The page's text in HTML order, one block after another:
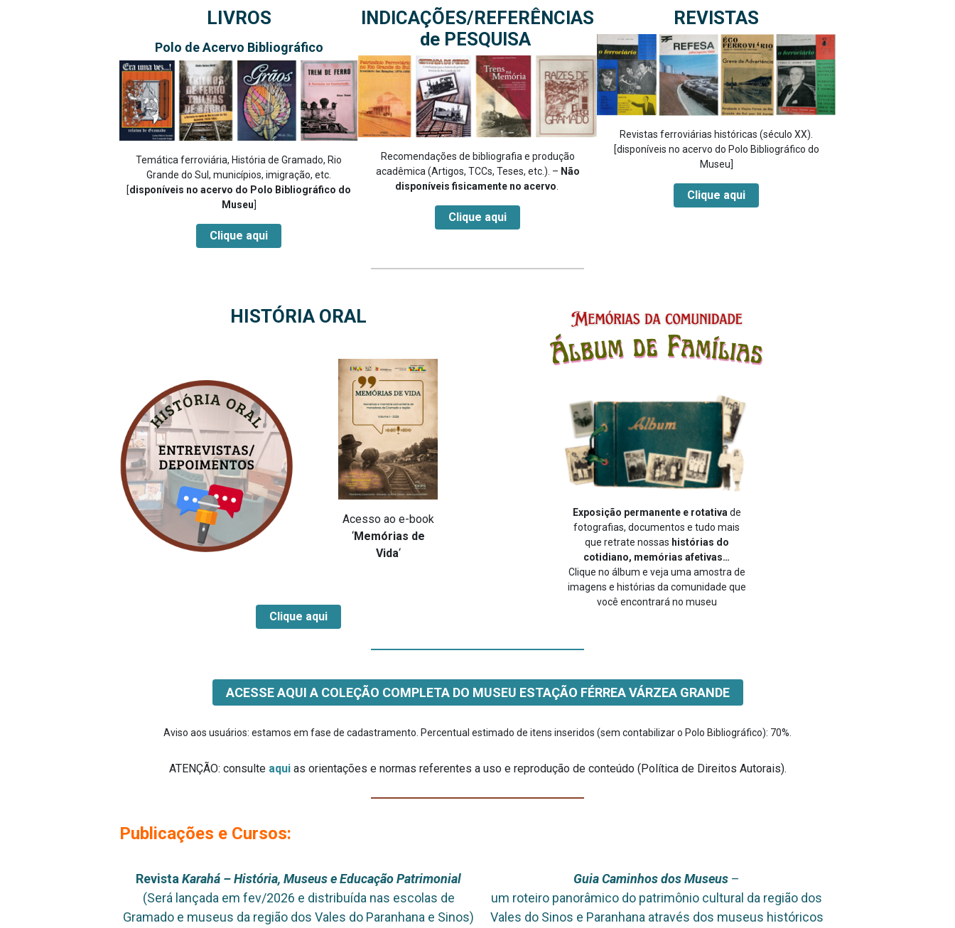
LIVROS
Polo de Acervo Bibliográfico
Temática ferroviária, História de Gramado, Rio
Grande do Sul, municípios, imigração, etc.
[disponíveis no acervo do Polo Bibliográfico do
Museu]
Clique aqui
INDICAÇÕES/REFERÊNCIAS
de PESQUISA
Recomendações de bibliografia e produção
acadêmica (Artigos, TCCs, Teses, etc.). – Não
disponíveis fisicamente no acervo.
Clique aqui
REVISTAS
Revistas ferroviárias históricas (século XX).
[disponíveis no acervo do Polo Bibliográfico do
Museu]
Clique aqui
HISTÓRIA ORAL
Acesso ao e-book
‘Memórias de
Vida‘
Clique aqui
Exposição permanente e rotativa de
fotografias, documentos e tudo mais
que retrate nossas histórias do
cotidiano, memórias afetivas…
Clique no álbum e veja uma amostra de
imagens e histórias da comunidade que
você encontrará no museu
ACESSE AQUI A COLEÇÃO COMPLETA DO MUSEU ESTAÇÃO FÉRREA VÁRZEA GRANDE
Aviso aos usuários: estamos em fase de cadastramento. Percentual estimado de itens inseridos (sem contabilizar o Polo Bibliográfico): 70%.
ATENÇÃO: consulte aqui as orientações e normas referentes a uso e reprodução de conteúdo (Política de Direitos Autorais).
Publicações e Cursos:
Revista Karahá – História, Museus e Educação Patrimonial
(Será lançada em fev/2026 e distribuída nas escolas de
Gramado e museus da região dos Vales do Paranhana e Sinos)
Guia Caminhos dos Museus –
um roteiro panorâmico do patrimônio cultural da região dos
Vales do Sinos e Paranhana através dos museus históricos